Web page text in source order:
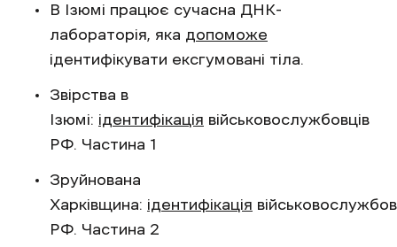
В Ізюмі працює сучасна ДНК-
лабораторія, яка допоможе
ідентифікувати ексгумовані тіла.
Звірства в
Ізюмі: ідентифікація військовослужбовців
РФ. Частина 1
Зруйнована
Харківщина: ідентифікація
РФ. Частина 2